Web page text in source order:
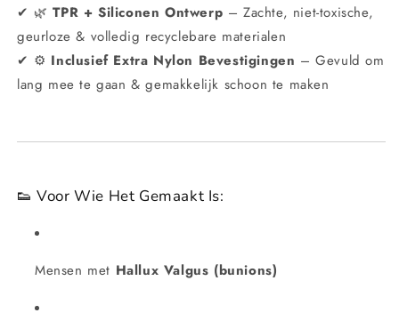
✔ 🌿TPR + Siliconen Ontwerp – Zachte, niet-toxische,
geurloze & volledig recyclebare materialen
✔ ⚙️ Inclusief Extra Nylon Bevestigingen – Gevuld om
lang mee te gaan & gemakkelijk schoon te maken
👟 Voor Wie Het Gemaakt Is:
Mensen met Hallux Valgus (bunions)